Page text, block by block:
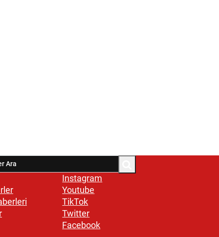
Instagram
Youtube
TikTok
Twitter
Facebook